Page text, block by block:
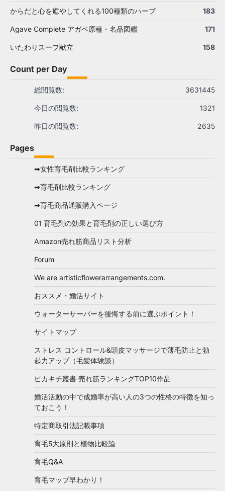
からだと心を癒やしてくれる100種類のハーブ 183
Agave Complete アガベ原種・名品図鑑 171
いたわりスープ献立 158
Count per Day
3631445
総閲覧数:
1321
今日の閲覧数:
2635
昨日の閲覧数:
Pages
➡女性育毛剤比較ランキング
➡育毛剤比較ランキング
➡育毛商品通販購入ページ
01 育毛剤の効果と育毛剤の正しい選び方
Amazon売れ筋商品リスト分析
Forum
We are artisticflowerarrangements.com.
おススメ・婚活サイト
ウォーターサーバーを後悔する前に選ぶポイント！
サイトマップ
ストレス コントロール&頭皮マッサージで薄毛防止と勃
起力アップ（毛髪体験談）
ピカキチ叢書 売れ筋ランキングTOP10作品
婚活活動の中で成婚率が高い人の3つの性格の特徴を知っ
ておこう！
特定商取引法記載事項
育毛5大原則と植物比較論
育毛Q&A
育毛マップ早わかり！